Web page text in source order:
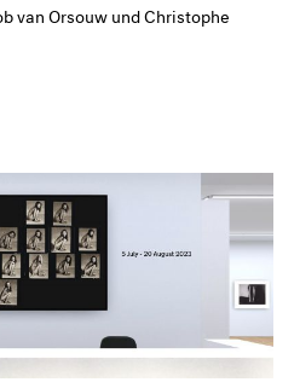
van Orsouw und Christophe